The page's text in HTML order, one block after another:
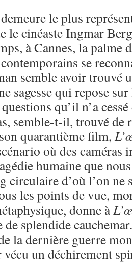
le plus
le cinéaste Ingmar
à Cannes, la palme
se
semble avoir trouvé
sagesse qui repose
qu’il n’a
semble-t-il, trouvé de
quarantième film,
où des caméras
humaine que
circulaire d’où l’on ne
les points de vue,
donne à
splendide
la dernière guerre
un déchirement